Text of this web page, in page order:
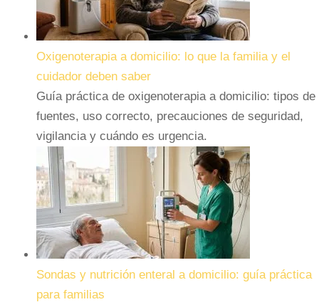
Oxigenoterapia a domicilio: lo que la familia y el
cuidador deben saber
Guía práctica de oxigenoterapia a domicilio: tipos de
fuentes, uso correcto, precauciones de seguridad,
vigilancia y cuándo es urgencia.
Sondas y nutrición enteral a domicilio: guía práctica
para familias